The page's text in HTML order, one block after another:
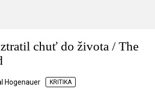
chuť do života / The
Hogenauer KRITIKA